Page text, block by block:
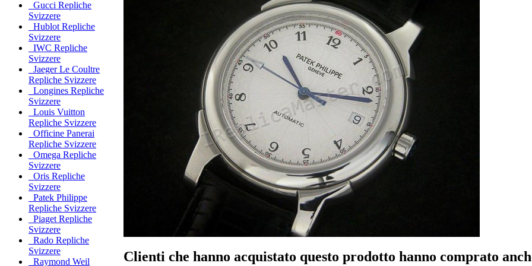
Gucci Repliche
Svizzere
Hublot Repliche
Svizzere
IWC Repliche
Svizzere
Jaeger Le Coultre
Repliche Svizzere
Longines Repliche
Svizzere
Louis Vuitton
Repliche Svizzere
Officine Panerai
Repliche Svizzere
Omega Repliche
Svizzere
Oris Repliche
Svizzere
Patek Philippe
Repliche Svizzere
Piaget Repliche
Svizzere
Rado Repliche
Svizzere
Raymond Weil
Clienti che hanno acquistato questo prodotto hanno comprato